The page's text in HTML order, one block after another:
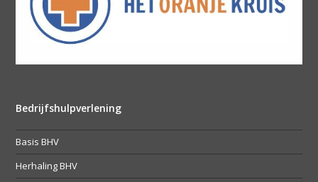
Bedrijfshulpverlening
Basis BHV
Herhaling BHV